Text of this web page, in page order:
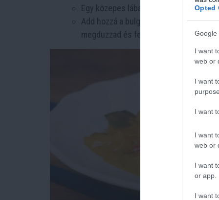
Opted
Google
I want
web or
I want
I want
I want
web or
I want
or app.
I want
Egy közepes lábasban forralj fel 800 g
Add hozzá a bulgurt, keverd meg,
megduzzad és felszívja a vizet.